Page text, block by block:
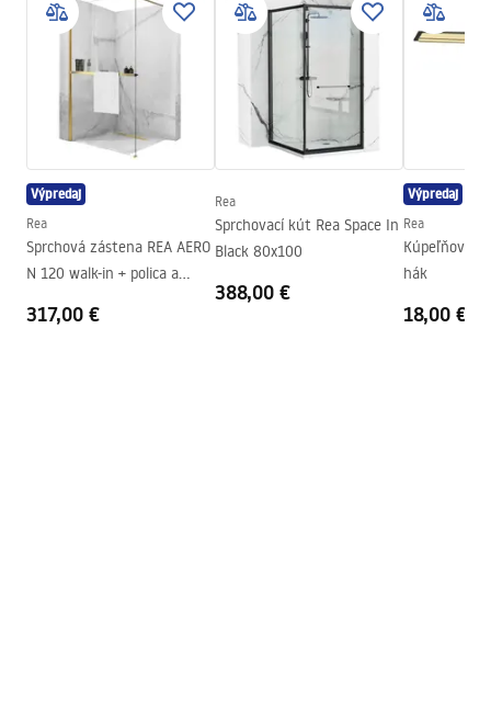
Spôsob montáže
Povrch
Nastavenie výšky
Áno
Min. výška
mm
Max. výška
1205
mm
Áno, pevná
Regulácia tlaku
Systém Anti-Calc
Áno
Technológia povrchovej úpravy
Rozostup vodovodných
prípojok
150mm
Bezpečnostné informácie
Safety_Information_Shower_set.pdf
Záručné podmienky
Warranty_Terms_and_Conditions_Faucets_-_5.pdf
Návod na montáž
shower_set.pdf
Pielęgnacja
Výpredaj
Rea
Sprchová zástena REA AERO
N 120 walk-in + polica a
317,00 €
Rea
Sprchovací kút Rea Space In
Black 80x100
388,00 €
Výpredaj
Rea
Kúpeľňová
hák
18,00 €